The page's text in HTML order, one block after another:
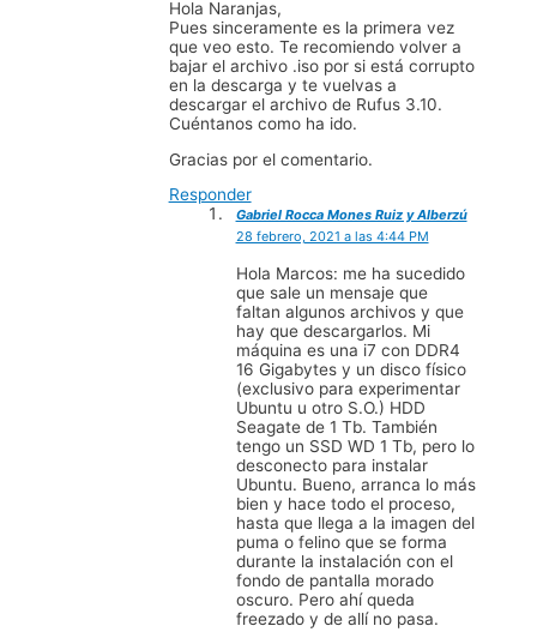
Hola Naranjas,
Pues sinceramente es la primera vez
que veo esto. Te recomiendo volver a
bajar el archivo .iso por si está corrupto
en la descarga y te vuelvas a
descargar el archivo de Rufus 3.10.
Cuéntanos como ha ido.
Gracias por el comentario.
Responder
Gabriel Rocca Mones Ruiz y Alberzú
28 febrero, 2021 a las 4:44 PM
Hola Marcos: me ha sucedido
que sale un mensaje que
faltan algunos archivos y que
hay que descargarlos. Mi
máquina es una i7 con DDR4
16 Gigabytes y un disco físico
(exclusivo para experimentar
Ubuntu u otro S.O.) HDD
Seagate de 1 Tb. También
tengo un SSD WD 1 Tb, pero lo
desconecto para instalar
Ubuntu. Bueno, arranca lo más
bien y hace todo el proceso,
hasta que llega a la imagen del
puma o felino que se forma
durante la instalación con el
fondo de pantalla morado
oscuro. Pero ahí queda
freezado y de allí no pasa.